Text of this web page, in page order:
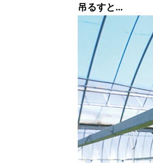
吊るすと…